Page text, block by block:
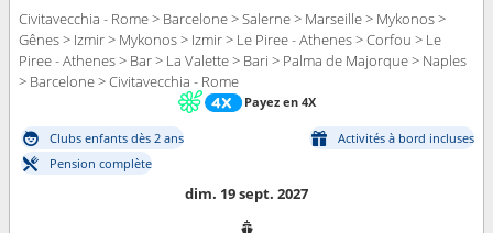
Civitavecchia - Rome > Barcelone > Salerne > Marseille > Mykonos >
Gênes > Izmir > Mykonos > Izmir > Le Piree - Athenes > Corfou > Le
Piree - Athenes > Bar > La Valette > Bari > Palma de Majorque > Naples
> Barcelone > Civitavecchia - Rome
Payez en 4X
Clubs enfants dès 2 ans
Activités à bord incluses
Pension complète
dim. 19 sept. 2027